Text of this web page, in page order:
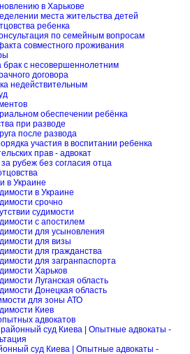
в Харькове
места жительства детей
ребенка
по семейным вопросам
совместного проживания
с несовершеннолетним
договора
недействительным
обеспечении ребёнка
при разводе
после развода
участия в воспитании ребенка
прав - адвокат
рубеж без согласия отца
в Украине
в Украине
срочно
судимости
с апостилем
для усыновления
для визы
для гражданства
для загранпаспорта
Харьков
Луганская область
Донецкая область
для зоны АТО
Киев
адвокатов
районный суд Киева | Опытные адвокаты -
суд Киева | Опытные адвокаты -